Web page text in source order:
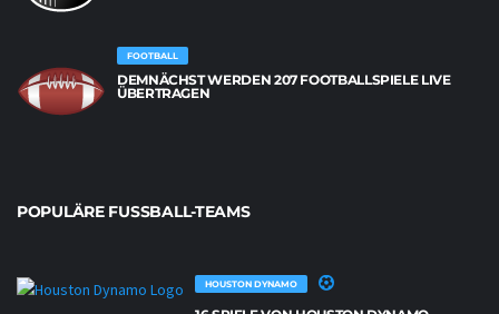
FOOTBALL
DEMNÄCHST WERDEN 207 FOOTBALLSPIELE LIVE
ÜBERTRAGEN
POPULÄRE FUSSBALL-TEAMS
HOUSTON DYNAMO